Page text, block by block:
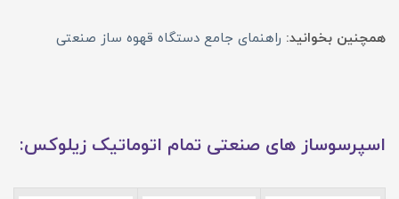
همچنین بخوانید: راهنمای جامع دستگاه قهوه ساز صنعتی
اسپرسوساز های صنعتی تمام اتوماتیک زیلوکس: